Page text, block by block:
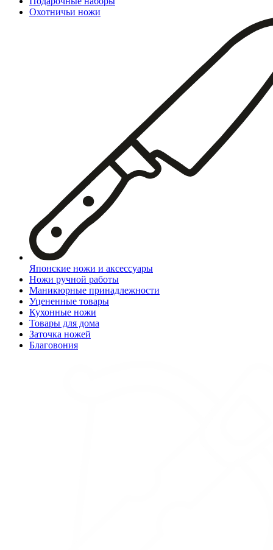
Охотничьи ножи
Японские ножи и аксессуары
Ножи ручной работы
Маникюрные принадлежности
Уцененные товары
Кухонные ножи
Товары для дома
Заточка ножей
Благовония